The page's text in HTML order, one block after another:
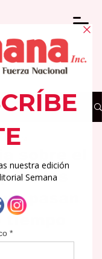
sobre el
las
pasan
lectura